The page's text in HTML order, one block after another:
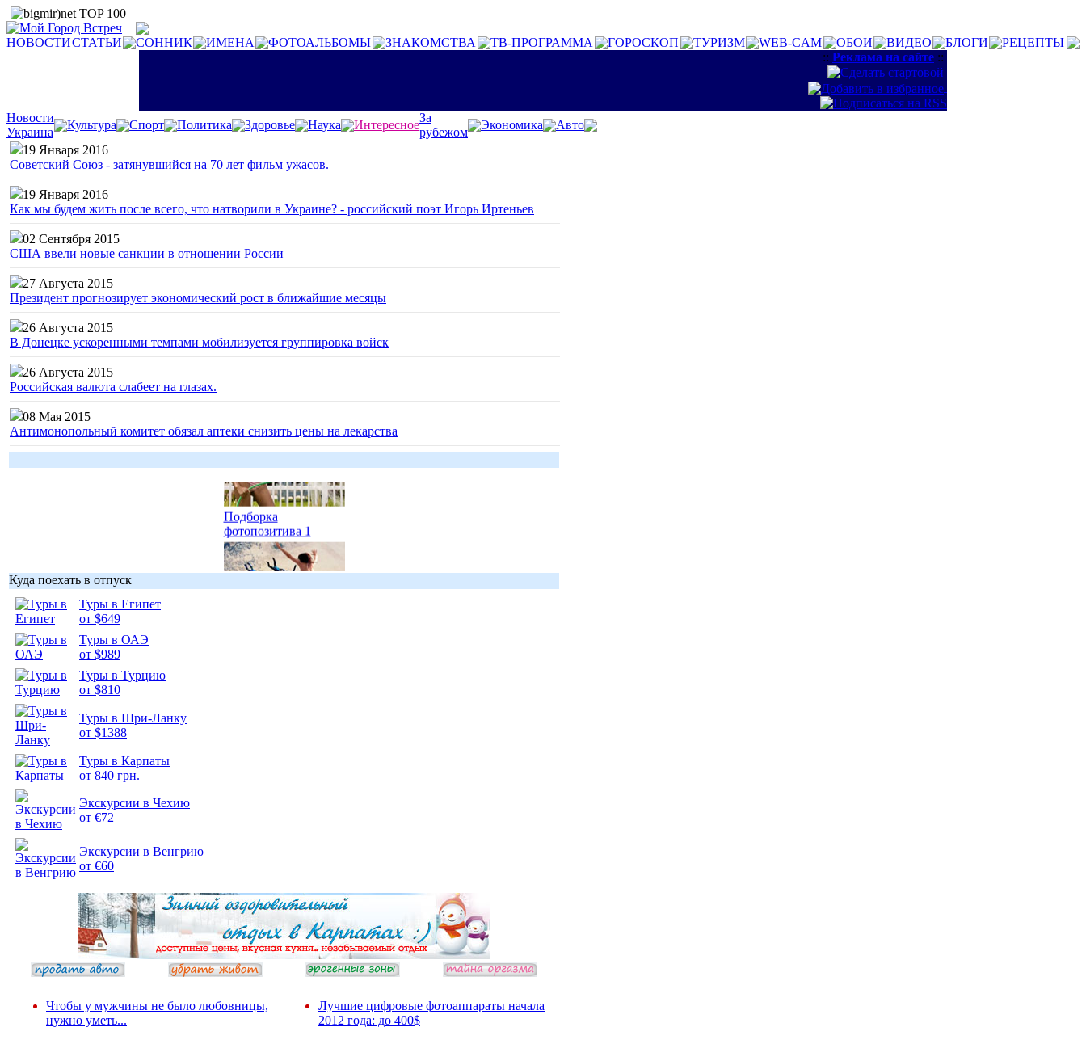
НОВОСТИСТАТЬИ СОННИК ИМЕНА ФОТОАЛЬБОМЫ ЗНАКОМСТВА ТВ-ПРОГРАММА ГОРОСКОП ТУРИЗМ WEB-CAM ОБОИ ВИДЕО БЛОГИ
РЕЦЕПТЫ
:: Реклама на сайте ::
Новости
Украина
Культура Спорт Политика Здоровье Наука Интересное
За
рубежом
Экономика
Авто
19 Января 2016
Советский Союз - затянувшийся на 70 лет фильм ужасов.
19 Января 2016
Как мы будем жить после всего, что натворили в Украине? - российский поэт Игорь Иртеньев
02 Сентября 2015
США ввели новые санкции в отношении России
27 Августа 2015
Президент прогнозирует экономический рост в ближайшие месяцы
26 Августа 2015
В Донецке ускоренными темпами мобилизуется группировка войск
26 Августа 2015
Российская валюта слабеет на глазах.
08 Мая 2015
Антимонопольный комитет обязал аптеки снизить цены на лекарства
Подборка
фотопозитива 1
Куда поехать в отпуск
Туры в Египет
от $649
Туры в ОАЭ
от $989
Туры в Турцию
от $810
Туры в Шри-Ланку
от $1388
Туры в Карпаты
от 840 грн.
Экскурсии в Чехию
от €72
Экскурсии в Венгрию
от €60
Чтобы у мужчины не было любовницы,
нужно уметь...
Лучшие цифровые фотоаппараты начала
2012 года: до 400$